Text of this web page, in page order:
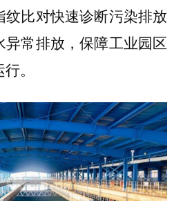
比对快速诊断污染排放
常排放，保障工业园区
。